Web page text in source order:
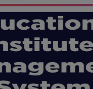
মধ্যে প্রাইভেট ইউনিভার্সিটিতে অনার্স